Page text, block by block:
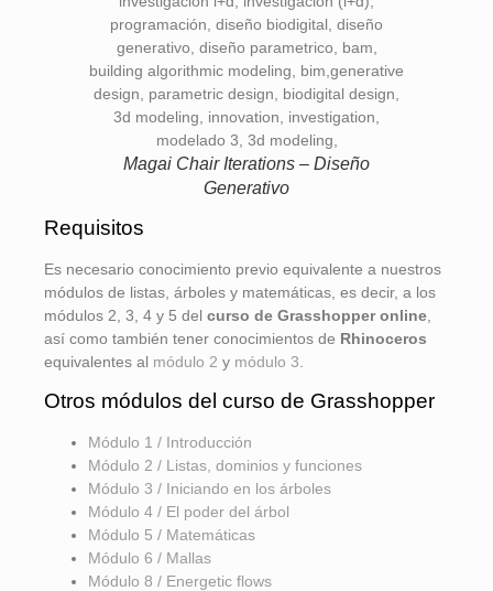
Magai Chair Iterations – Diseño
Generativo
Requisitos
Es necesario conocimiento previo equivalente a nuestros
módulos de listas, árboles y matemáticas, es decir, a los
módulos 2, 3, 4 y 5 del curso de Grasshopper online
así como también tener conocimientos de Rhinoceros
equivalentes al módulo 2 y módulo 3
Otros módulos del curso de Grasshopper
Módulo 1 / Introducción
Módulo 2 / Listas, dominios y funciones
Módulo 3 / Iniciando en los árboles
Módulo 4 / El poder del árbol
Módulo 5 / Matemáticas
Módulo 6 / Mallas
Módulo 8 / Energetic flows